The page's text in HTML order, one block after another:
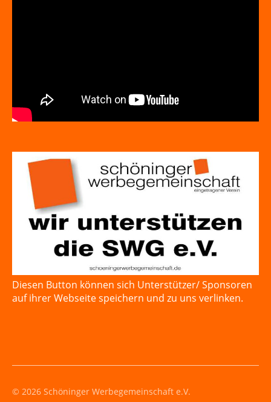
Diesen Button können sich Unterstützer/ Sponsoren
auf ihrer Webseite speichern und zu uns verlinken.
© 2026 Schöninger Werbegemeinschaft e.V.